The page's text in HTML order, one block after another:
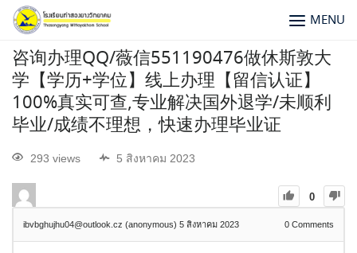
MENU
咨询办理QQ/薇信551190476做休斯敦大
学【学历+学位】线上办理【留信认证】
100%真实可查,专业解决国外退学/未顺利
毕业/成绩不理想，快速办理毕业证
293 views 5 สิงหาคม 2023
0
ibvbghujhu04@outlook.cz (anonymous) 5 สิงหาคม 2023 0 Comments